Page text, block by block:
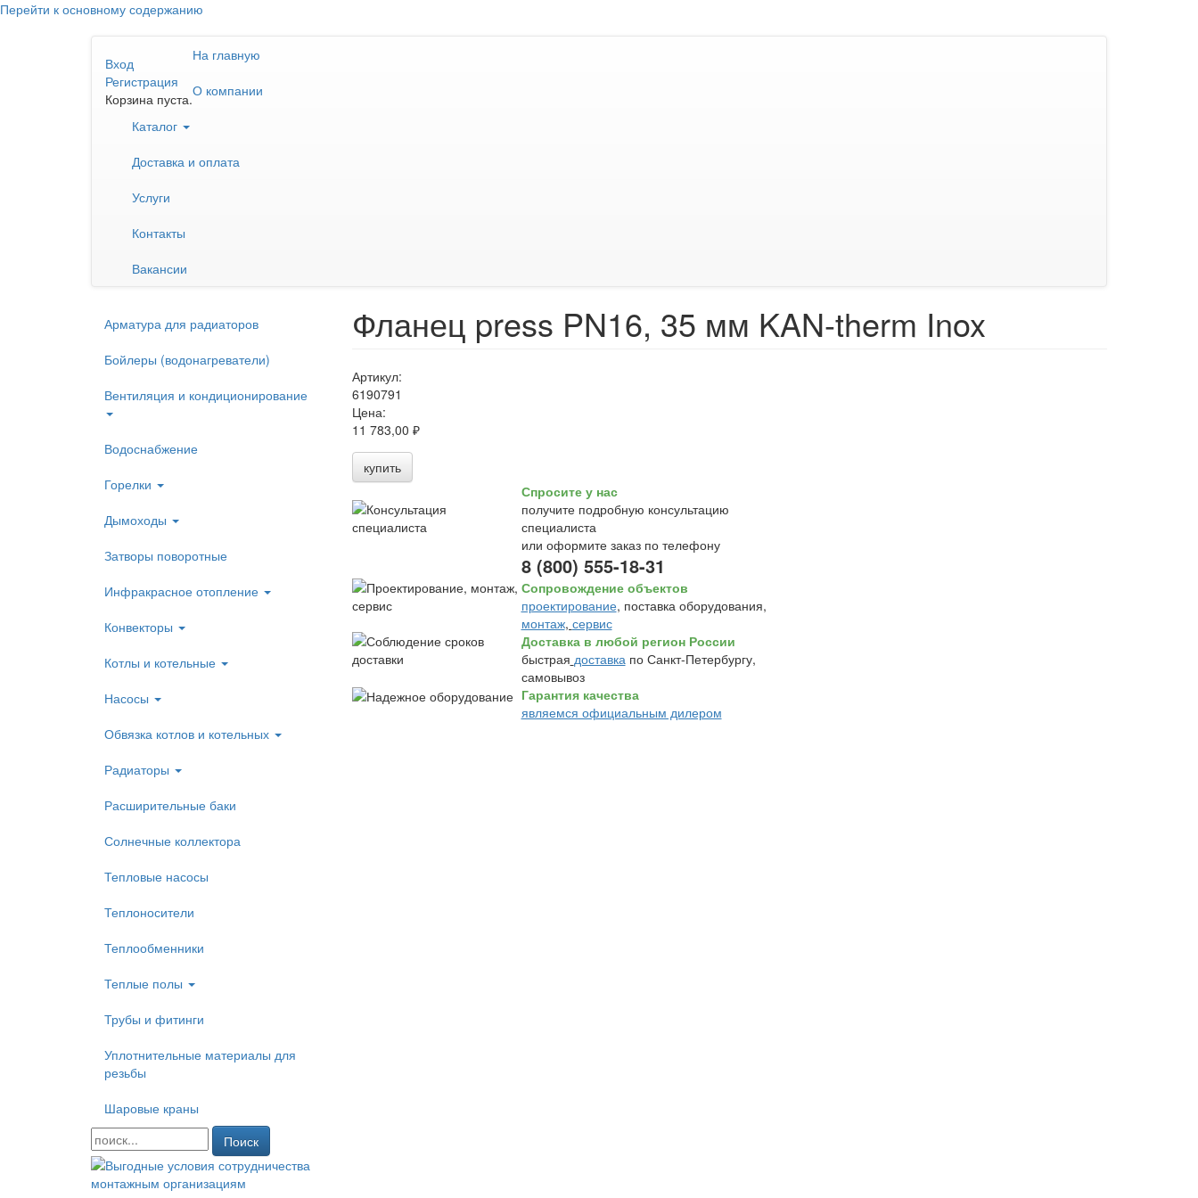
Перейти к основному содержанию
Вход
Регистрация
Корзина пуста.
На главную
О компании
Каталог
Доставка и оплата
Услуги
Контакты
Вакансии
Арматура для радиаторов
Бойлеры (водонагреватели)
Вентиляция и кондиционирование
Водоснабжение
Горелки
Дымоходы
Затворы поворотные
Инфракрасное отопление
Конвекторы
Котлы и котельные
Насосы
Обвязка котлов и котельных
Радиаторы
Расширительные баки
Солнечные коллектора
Тепловые насосы
Теплоносители
Теплообменники
Теплые полы
Трубы и фитинги
Уплотнительные материалы для
резьбы
Шаровые краны
Поиск
Фланец press PN16, 35 мм KAN-therm Inox
Артикул:
6190791
Цена:
11 783,00 ₽
купить
Спросите у нас
получите подробную консультацию
специалиста
или оформите заказ по телефону
8 (800) 555-18-31
Сопровождение объектов
проектирование, поставка оборудования,
монтаж, сервис
Доставка в любой регион России
быстрая доставкапо Санкт-Петербургу,
самовывоз
Гарантия качества
являемся официальным дилером